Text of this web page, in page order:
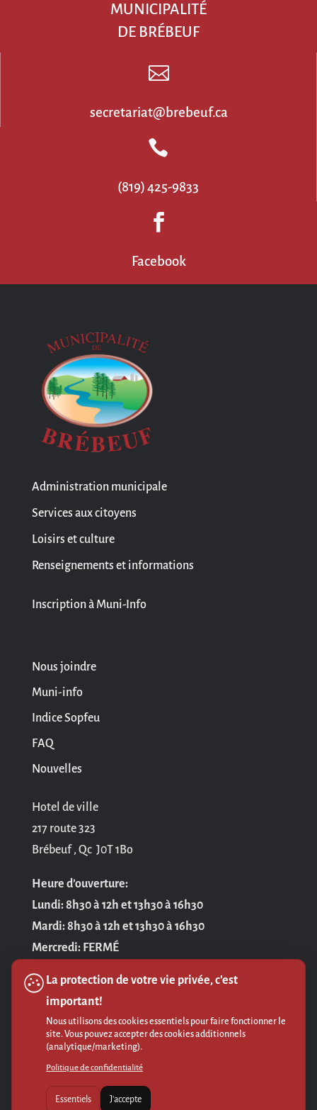
MUNICIPALITÉ
DE BRÉBEUF

secretariat@brebeuf.ca

(819) 425-9833

Facebook
Administration municipale
Services aux citoyens
Loisirs et culture
Renseignements et informations
Inscription à Muni-Info
Nous joindre
Muni-info
Indice Sopfeu
FAQ
Nouvelles
Hotel de ville
217 route 323
Brébeuf , Qc J0T 1Bo
Heure d’ouverture:
Lundi: 8h30 à 12h et 13h30 à 16h30
Mardi: 8h30 à 12h et 13h30 à 16h30
Mercredi: FERMÉ
Vendredi: 8h30 à 12h
Politique de confidentialité
La protection de votre vie privée, c'est
important!
Nous utilisons des cookies essentiels pour faire fonctionner le
site. Vous pouvez accepter des cookies additionnels
(analytique/marketing).
Politique de confidentialité
Essentiels J'accepte